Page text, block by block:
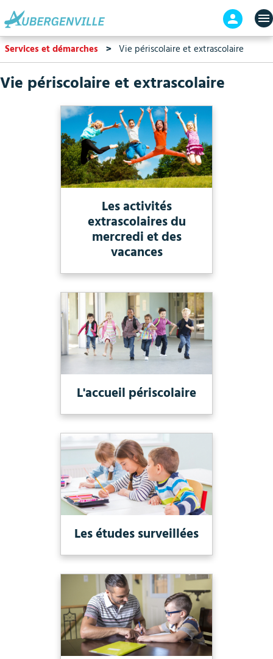
contenu
principal
En-
tête
-
Services et démarches Vie périscolaire et extrascolaire
Vie périscolaire et extrascolaire
Les activités
extrascolaires du
mercredi et des
vacances
L'accueil périscolaire
Les études surveillées